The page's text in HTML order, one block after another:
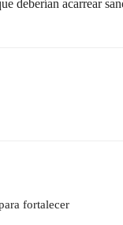
deberían acarrear
fortalecer